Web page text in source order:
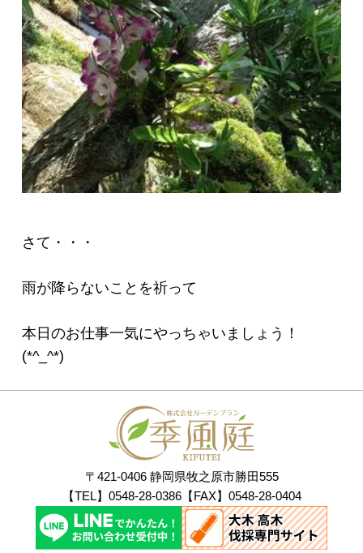
さて・・・
雨が降らないことを祈って
本日のお仕事一気にやっちゃいましょう！
(*^_^*)
〒421-0406 静岡県牧之原市勝田555
【TEL】0548-28-0386【FAX】0548-28-0404